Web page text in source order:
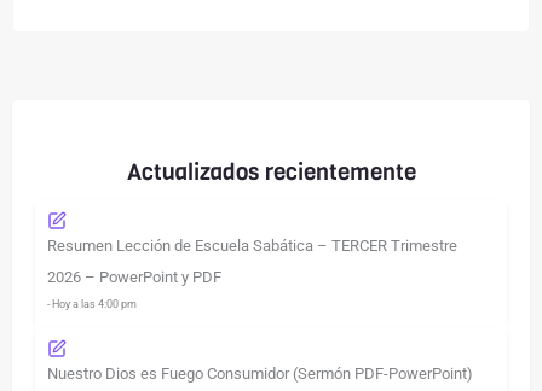
Actualizados recientemente
Resumen Lección de Escuela Sabática – TERCER Trimestre
2026 – PowerPoint y PDF
- Hoy a las 4:00 pm
Nuestro Dios es Fuego Consumidor (Sermón PDF-PowerPoint)